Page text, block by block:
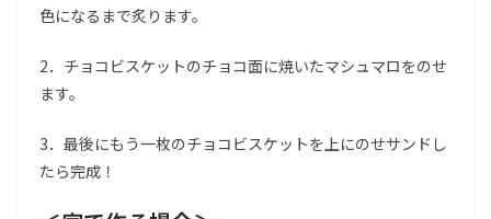
色になるまで炙ります。
2．チョコビスケットのチョコ面に焼いたマシュマロをのせ
ます。
3．最後にもう一枚のチョコビスケットを上にのせサンドし
たら完成！